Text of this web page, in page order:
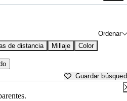
Ordenar
de distancia Millaje Color
Guardar